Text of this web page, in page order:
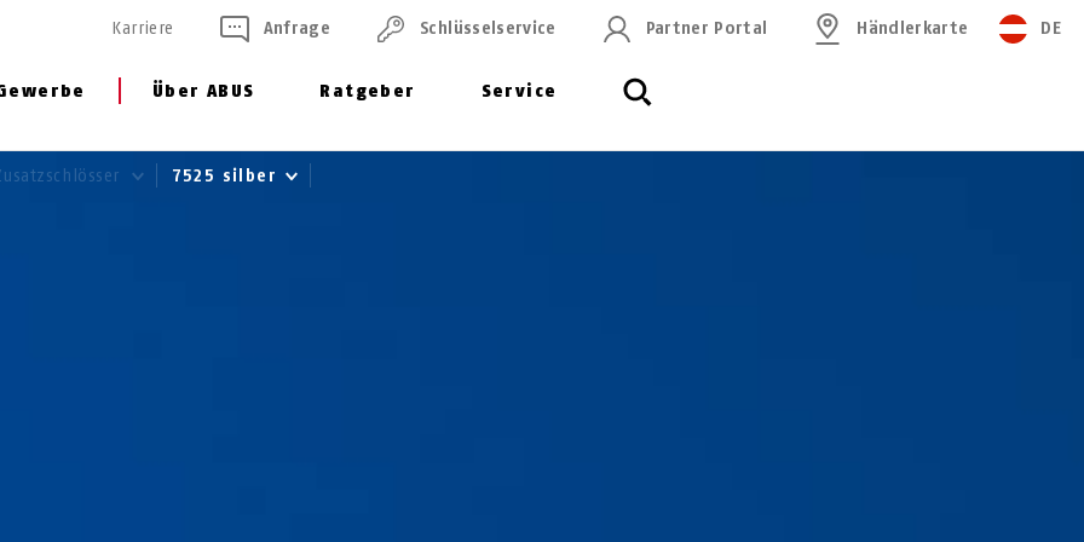
Über ABUS Ratgeber Service
Karriere Anfrage Schlüssel­service Partner Portal Händlerkarte DE
7525 silber